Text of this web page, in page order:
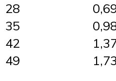
28
35
42
49
1,73